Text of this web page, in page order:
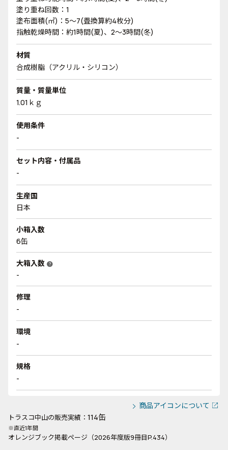
塗り重ね回数：1
塗布面積(㎡)：5～7(畳換算約4枚分)
指触乾燥時間：約1時間(夏)、2～3時間(冬)
材質
合成樹脂（アクリル・シリコン）
質量・質量単位
1.01ｋｇ
使用条件
-
セット内容・付属品
-
生産国
日本
小箱入数
6缶
大箱入数 help
-
修理
-
環境
-
規格
-
商品アイコンについて
トラスコ中山の販売実績： 114缶
※直近1年間
オレンジブック掲載ページ（2026年度版9冊目P.434）